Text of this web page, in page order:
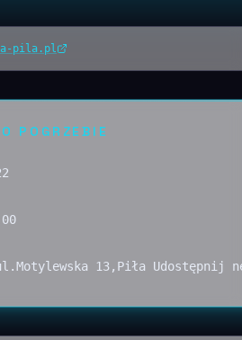
pila.pl
POGRZEBIE
ul.Motylewska 13,Piła